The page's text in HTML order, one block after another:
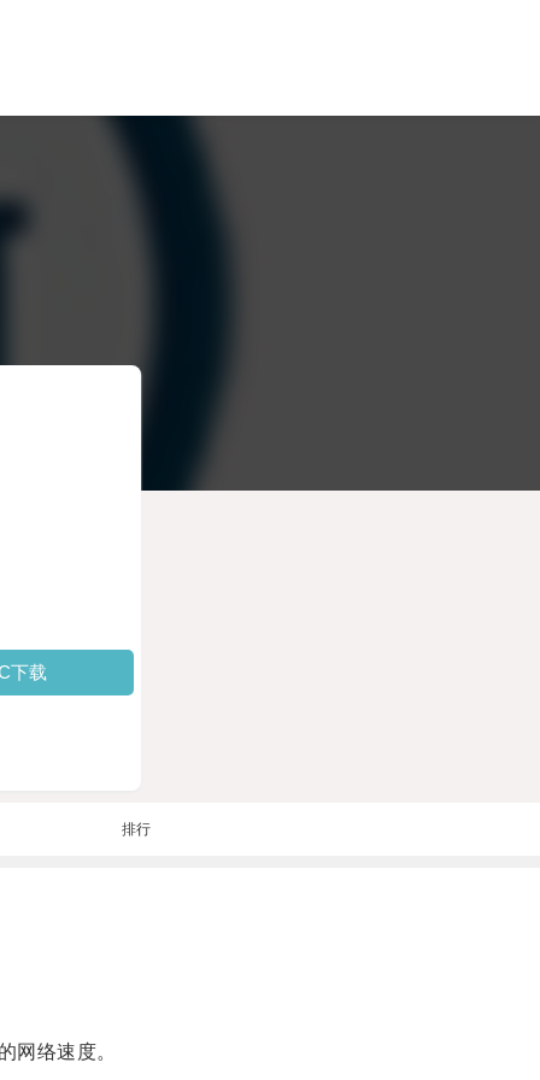
下载
排行
络速度。